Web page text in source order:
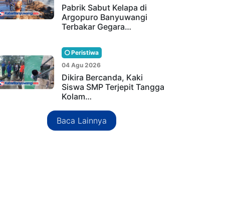
Pabrik Sabut Kelapa di
Argopuro Banyuwangi
Terbakar Gegara…
Peristiwa
04 Agu 2026
Dikira Bercanda, Kaki
Siswa SMP Terjepit Tangga
Kolam…
Baca Lainnya